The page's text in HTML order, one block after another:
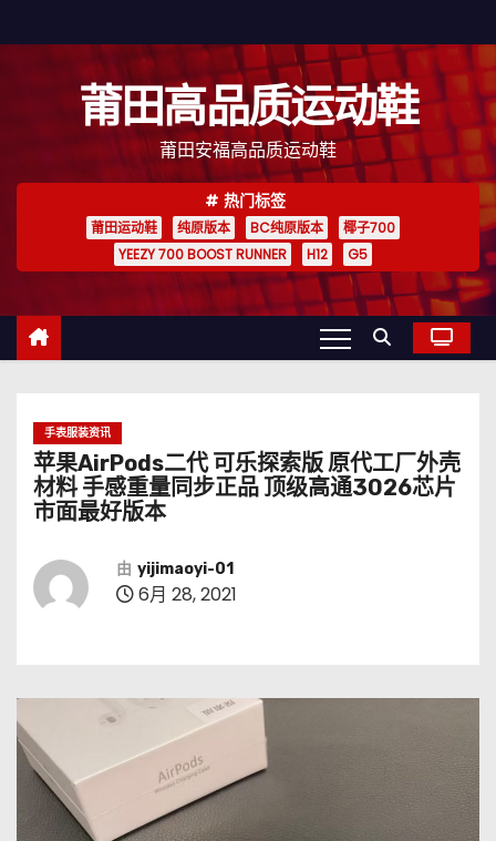
至
莆田高品质运动鞋
莆田安福高品质运动鞋
热门标签
莆田运动鞋 纯原版本 BC纯原版本
椰子700
YEEZY 700 BOOST RUNNER
H12 G5
手表服装资讯
苹果AirPods二代 可乐探索版 原代工厂外壳
材料 手感重量同步正品 顶级高通3026芯片
市面最好版本
由 yijimaoyi-01
6月 28, 2021